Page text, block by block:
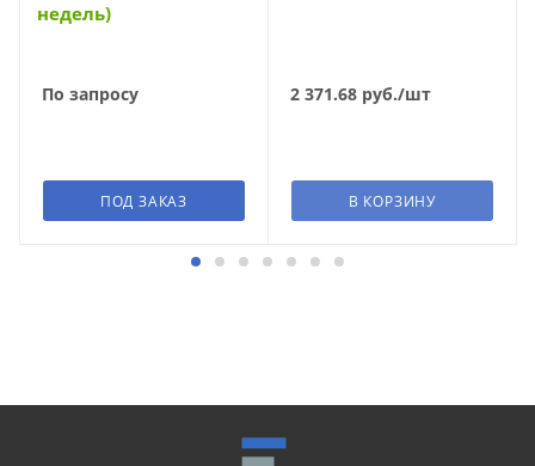
недель)
По запросу
ПОД ЗАКАЗ
2 371.68 руб./шт
В КОРЗИНУ